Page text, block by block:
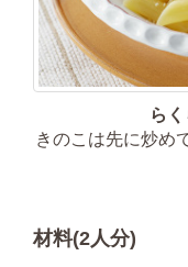
ら
きのこは先に炒め
材料(2人分)